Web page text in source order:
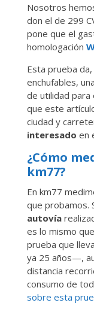
Nosotros
don el de 299
pone que el
homologación
Esta prueba
enchufables,
de utilidad
que este
ciudad y
interesado en
¿Cómo
km77?
En km77
que probamos.
autovía
es lo mismo
prueba que
ya 25 años—,
distancia
consumo de
sobre esta